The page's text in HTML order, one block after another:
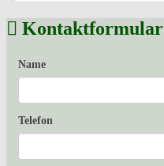
Kontaktformular
Name
Telefon